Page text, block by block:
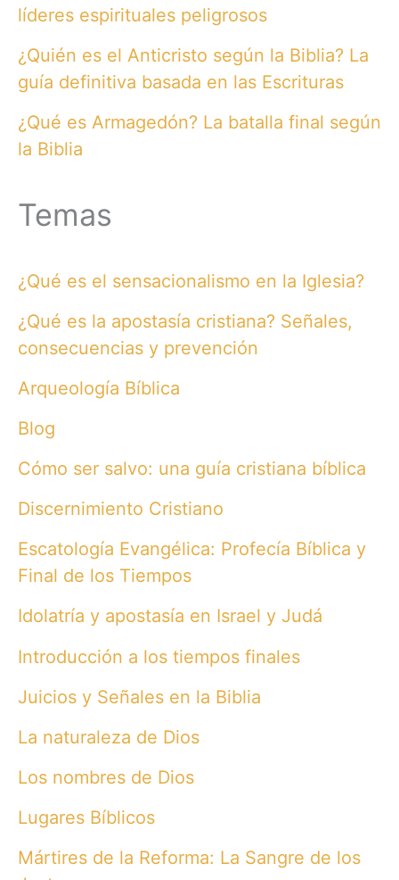
líderes espirituales peligrosos
¿Quién es el Anticristo según la Biblia? La
guía definitiva basada en las Escrituras
¿Qué es Armagedón? La batalla final según
la Biblia
Temas
¿Qué es el sensacionalismo en la Iglesia?
¿Qué es la apostasía cristiana? Señales,
consecuencias y prevención
Arqueología Bíblica
Blog
Cómo ser salvo: una guía cristiana bíblica
Discernimiento Cristiano
Escatología Evangélica: Profecía Bíblica y
Final de los Tiempos
Idolatría y apostasía en Israel y Judá
Introducción a los tiempos finales
Juicios y Señales en la Biblia
La naturaleza de Dios
Los nombres de Dios
Lugares Bíblicos
Mártires de la Reforma: La Sangre de los